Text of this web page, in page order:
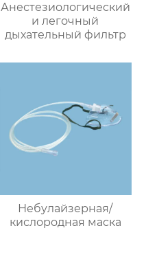
Анестезиологический
и легочный
дыхательный фильтр
Небулайзерная/
кислородная маска